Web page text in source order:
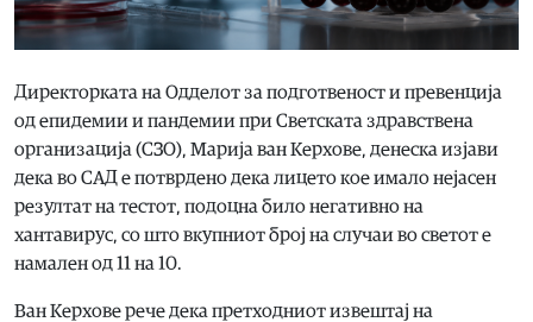
Директорката на Одделот за подготвеност и превенција
од епидемии и пандемии при Светската здравствена
организација (СЗО), Марија ван Керхове, денеска изјави
дека во САД е потврдено дека лицето кое имало нејасен
резултат на тестот, подоцна било негативно на
хантавирус, со што вкупниот број на случаи во светот е
намален од 11 на 10.
Ван Керхове рече дека претходниот извештај на